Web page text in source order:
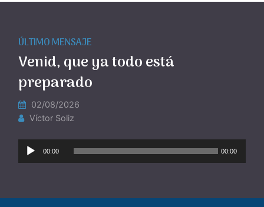
ÚLTIMO MENSAJE
Venid, que ya todo está
preparado
02/08/2026
Víctor Soliz
Reproductor
de
00:00 00:00